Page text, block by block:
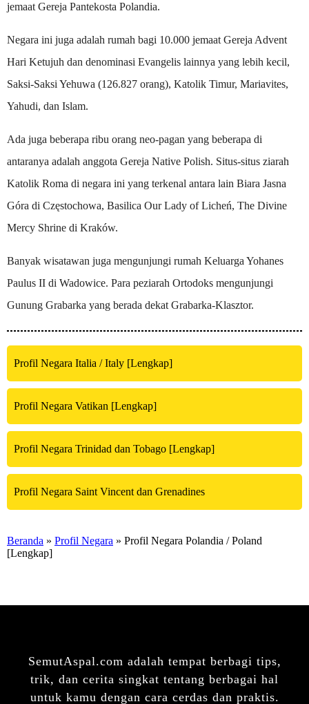
jemaat Gereja Pantekosta Polandia.
Negara ini juga adalah rumah bagi 10.000 jemaat Gereja Advent
Hari Ketujuh dan denominasi Evangelis lainnya yang lebih kecil,
Saksi-Saksi Yehuwa (126.827 orang), Katolik Timur, Mariavites,
Yahudi, dan Islam.
Ada juga beberapa ribu orang neo-pagan yang beberapa di
antaranya adalah anggota Gereja Native Polish. Situs-situs ziarah
Katolik Roma di negara ini yang terkenal antara lain Biara Jasna
Góra di Częstochowa, Basilica Our Lady of Licheń, The Divine
Mercy Shrine di Kraków.
Banyak wisatawan juga mengunjungi rumah Keluarga Yohanes
Paulus II di Wadowice. Para peziarah Ortodoks mengunjungi
Gunung Grabarka yang berada dekat Grabarka-Klasztor.
Profil Negara Italia / Italy [Lengkap]
Profil Negara Vatikan [Lengkap]
Profil Negara Trinidad dan Tobago [Lengkap]
Profil Negara Saint Vincent dan Grenadines
Beranda » Profil Negara » Profil Negara Polandia / Poland
[Lengkap]
SemutAspal.com adalah tempat berbagi tips,
trik, dan cerita singkat tentang berbagai hal
untuk kamu dengan cara cerdas dan praktis.